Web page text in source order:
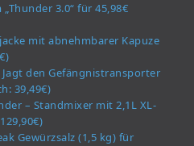
3.0“ für 45,98€
mit abnehmbarer Kapuze
den Gefängnistransporter
39,49€)
– Standmixer mit 2,1L XL-
Gewürzsalz (1,5 kg) für